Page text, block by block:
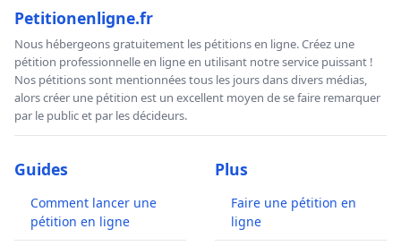
Petitionenligne.fr
Nous hébergeons gratuitement les pétitions en ligne. Créez une
pétition professionnelle en ligne en utilisant notre service puissant !
Nos pétitions sont mentionnées tous les jours dans divers médias,
alors créer une pétition est un excellent moyen de se faire remarquer
par le public et par les décideurs.
Guides
Comment lancer une
pétition en ligne
Plus
Faire une pétition en
ligne